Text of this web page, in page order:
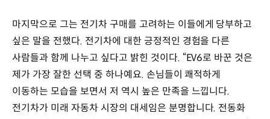
마지막으로 그는 전기차 구매를 고려하는 이들에게 당부하고
싶은 말을 전했다. 전기차에 대한 긍정적인 경험을 다른
사람들과 함께 나누고 싶다고 밝힌 것이다. “EV6로 바꾼 것은
제가 가장 잘한 선택 중 하나예요. 손님들이 쾌적하게
이동하는 모습을 보면서 저 역시 높은 만족을 느낍니다.
전기차가 미래 자동차 시장의 대세임은 분명합니다. 전동화